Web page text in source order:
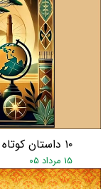
۱۰ داستان کوتاه لقمان
۱۵ مرداد ۰۵